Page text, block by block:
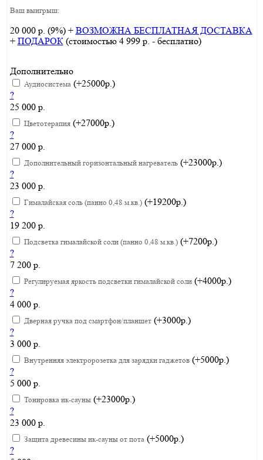
Ваш выигрыш:
20 000 р. (9%) + ВОЗМОЖНА БЕСПЛАТНАЯ ДОСТАВКА
+ ПОДАРОК(стоимостью 4 999 р. - бесплатно)
Дополнительно
Аудиосистема(+25000р.)
?
25 000 р.
Цветотерапия(+27000р.)
?
27 000 р.
Дополнительный горизонтальный нагреватель(+23000р.)
?
23 000 р.
Гималайская соль (панно 0,48 м.кв.)(+19200р.)
?
19 200 р.
Подсветка гималайской соли (панно 0,48 м.кв.)(+7200р.)
?
7 200 р.
Регулируемая яркость подсветки гималайской соли(+4000р.)
?
4 000 р.
Дверная ручка под смартфон/планшет(+3000р.)
?
3 000 р.
Внутренняя электророзетка для зарядки гаджетов(+5000р.)
?
5 000 р.
Тонировка ик-сауны(+23000р.)
?
23 000 р.
Защита древесины ик-сауны от пота(+5000р.)
?